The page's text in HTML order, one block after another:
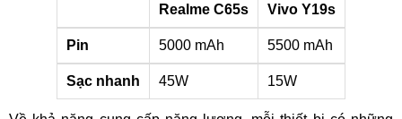
Realme C65s Vivo Y19s
Pin 5000 mAh 5500 mAh
Sạc nhanh 45W 15W